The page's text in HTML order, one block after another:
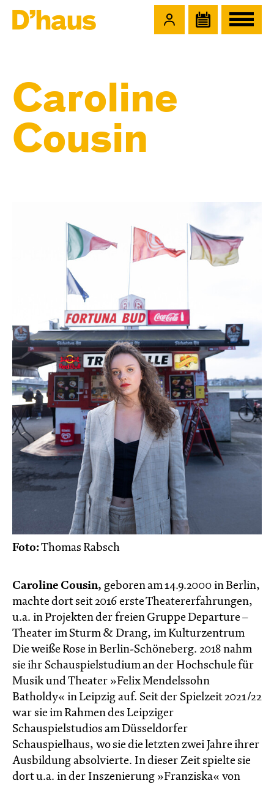
Caroline
Cousin
Foto:Thomas Rabsch
Caroline Cousin, geboren am 14.9.2000 in Berlin,
machte dort seit 2016 erste Theatererfahrungen,
u.a. in Projekten der freien Gruppe Departure –
Theater im Sturm & Drang, im Kulturzentrum
Die weiße Rose in Berlin-Schöneberg. 2018 nahm
sie ihr Schauspielstudium an der Hochschule für
Musik und Theater »Felix Mendelssohn
Batholdy« in Leipzig auf. Seit der Spielzeit 2021/22
war sie im Rahmen des Leipziger
Schauspielstudios am Düsseldorfer
Schauspielhaus, wo sie die letzten zwei Jahre ihrer
Ausbildung absolvierte. In dieser Zeit spielte sie
dort u.a. in der Inszenierung »Franziska« von